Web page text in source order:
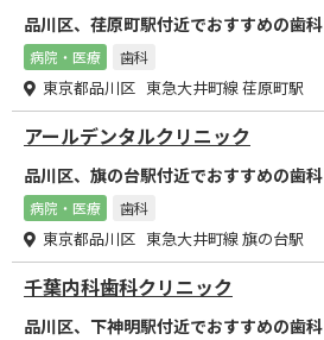
品川区、荏原町駅付近でおすすめの歯科
病院・医療 歯科
東京都品川区 東急大井町線 荏原町駅
アールデンタルクリニック
品川区、旗の台駅付近でおすすめの歯科
病院・医療 歯科
東京都品川区 東急大井町線 旗の台駅
千葉内科歯科クリニック
品川区、下神明駅付近でおすすめの歯科